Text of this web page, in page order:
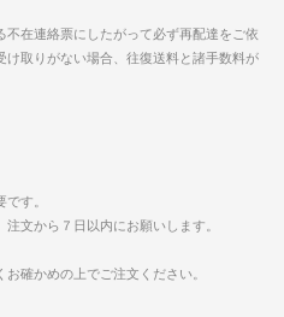
在連絡票にしたがって必ず再配達をご依
取りがない場合、往復送料と諸手数料が
す。
文から７日以内にお願いします。
確かめの上でご注文ください。